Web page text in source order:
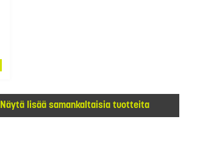
Näytä lisää samankaltaisia tuotteita